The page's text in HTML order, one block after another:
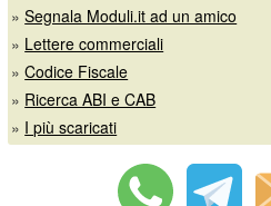
»Segnala Moduli.it ad un amico
» Lettere commerciali
»Codice Fiscale
» Ricerca ABI e CAB
» I più scaricati